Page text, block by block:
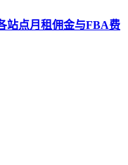
站点月租佣金与FBA费